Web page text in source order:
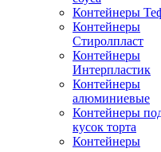
Контейнеры
Контейнеры
Стиролпласт
Контейнеры
Интерпластик
Контейнеры
алюминиевые
Контейнеры
кусок торта
Контейнеры